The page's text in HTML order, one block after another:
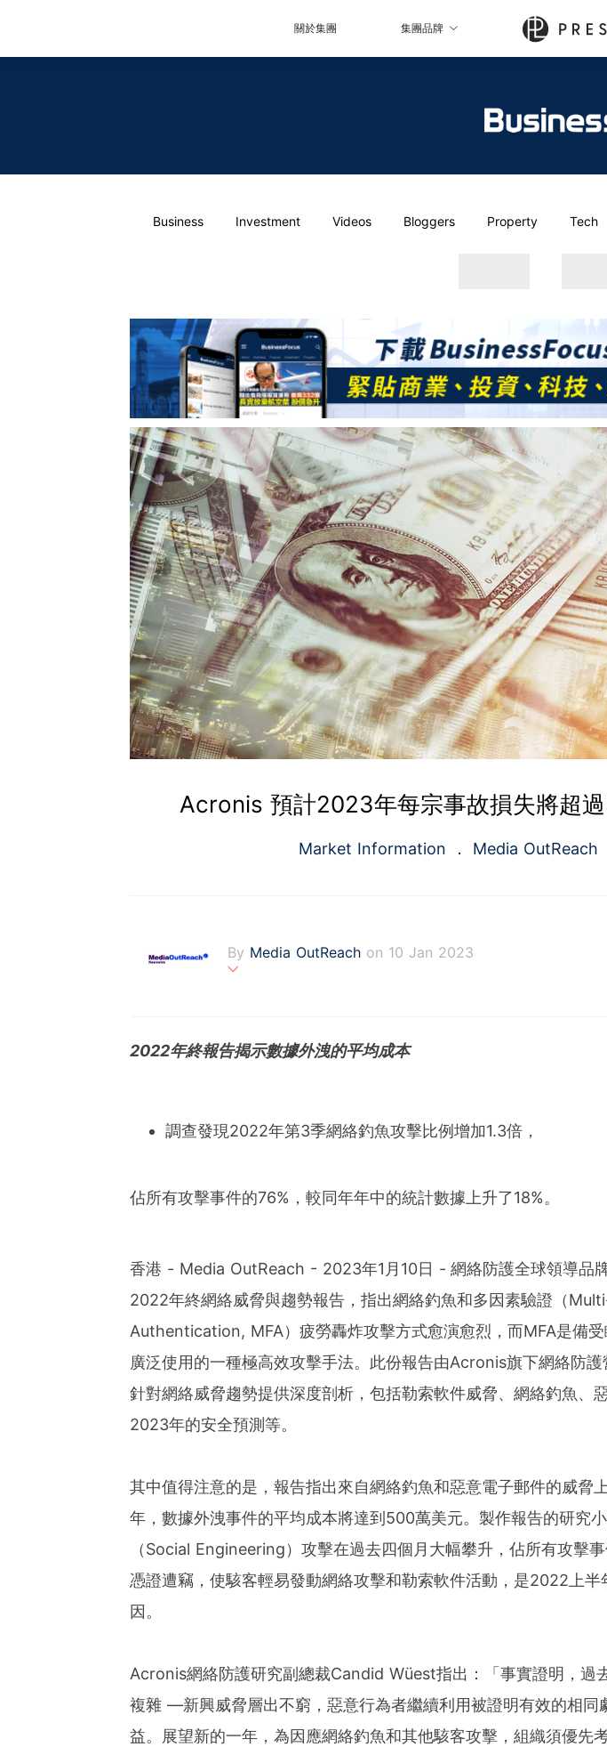
關於集團 集團品牌
Business Investment Videos Bloggers Property Tech
Acronis 預計2023年每宗事故損失將超
Market Information Media OutReach
By Media OutReach on 10 Jan 2023
onitoring with analysis service for the public relations
s communities. Founded in 2009, the company is
2022年終報告揭示數據外洩的平均成本
調查發現2022年第3季網絡釣魚攻擊比例增加1.3倍，
佔所有攻擊事件的76%，較同年年中的統計數據上升了18%。
香港 - Media OutReach - 2023年1月10日 - 網絡防護全球領導品
2022年終網絡威脅與趨勢報告，指出網絡釣魚和多因素驗證（
Authentication, MFA）疲勞轟炸攻擊方式愈演愈烈，而MFA是備
廣泛使用的一種極高效攻擊手法。此份報告由Acronis旗下網絡防
針對網絡威脅趨勢提供深度剖析，包括勒索軟件威脅、網絡釣魚、
2023年的安全預測等。
其中值得注意的是，報告指出來自網絡釣魚和惡意電子郵件的威脅
年，數據外洩事件的平均成本將達到500萬美元。製作報告的研究
（Social Engineering）攻擊在過去四個月大幅攀升，佔所有攻擊
憑證遭竊，使駭客輕易發動網絡攻擊和勒索軟件活動，是2022上半
因。
Acronis網絡防護研究副總裁Candid Wüest指出：「事實證明，過
複雜 —新興威脅層出不窮，惡意行為者繼續利用被證明有效的相同
益。展望新的一年，為因應網絡釣魚和其他駭客攻擊，組織須優先